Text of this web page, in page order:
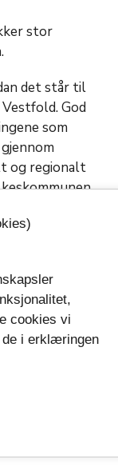
stor
det står til
God
som
og regionalt
fra
med
og
cookies vi
de i erklæringen